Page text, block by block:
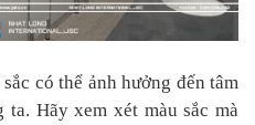
có thể ảnh hưởng đến tâm
Hãy xem xét màu sắc mà